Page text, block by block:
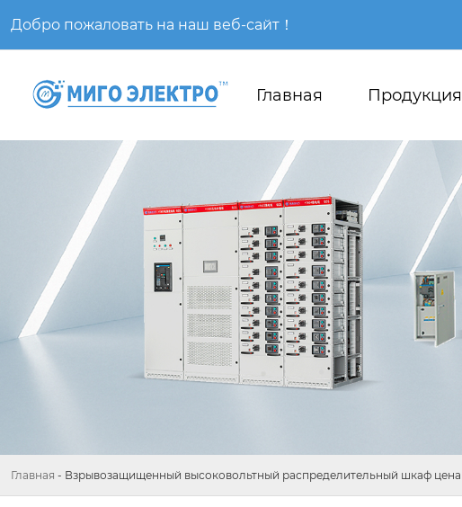
Добро пожаловать на наш веб-сайт！
Главная Продукция
Главная - Взрывозащищенный высоковольтный распределительный шкаф цена